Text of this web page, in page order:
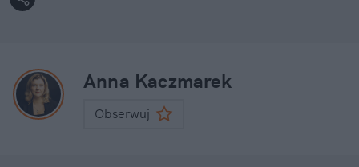
Anna Kaczmarek
Obserwuj